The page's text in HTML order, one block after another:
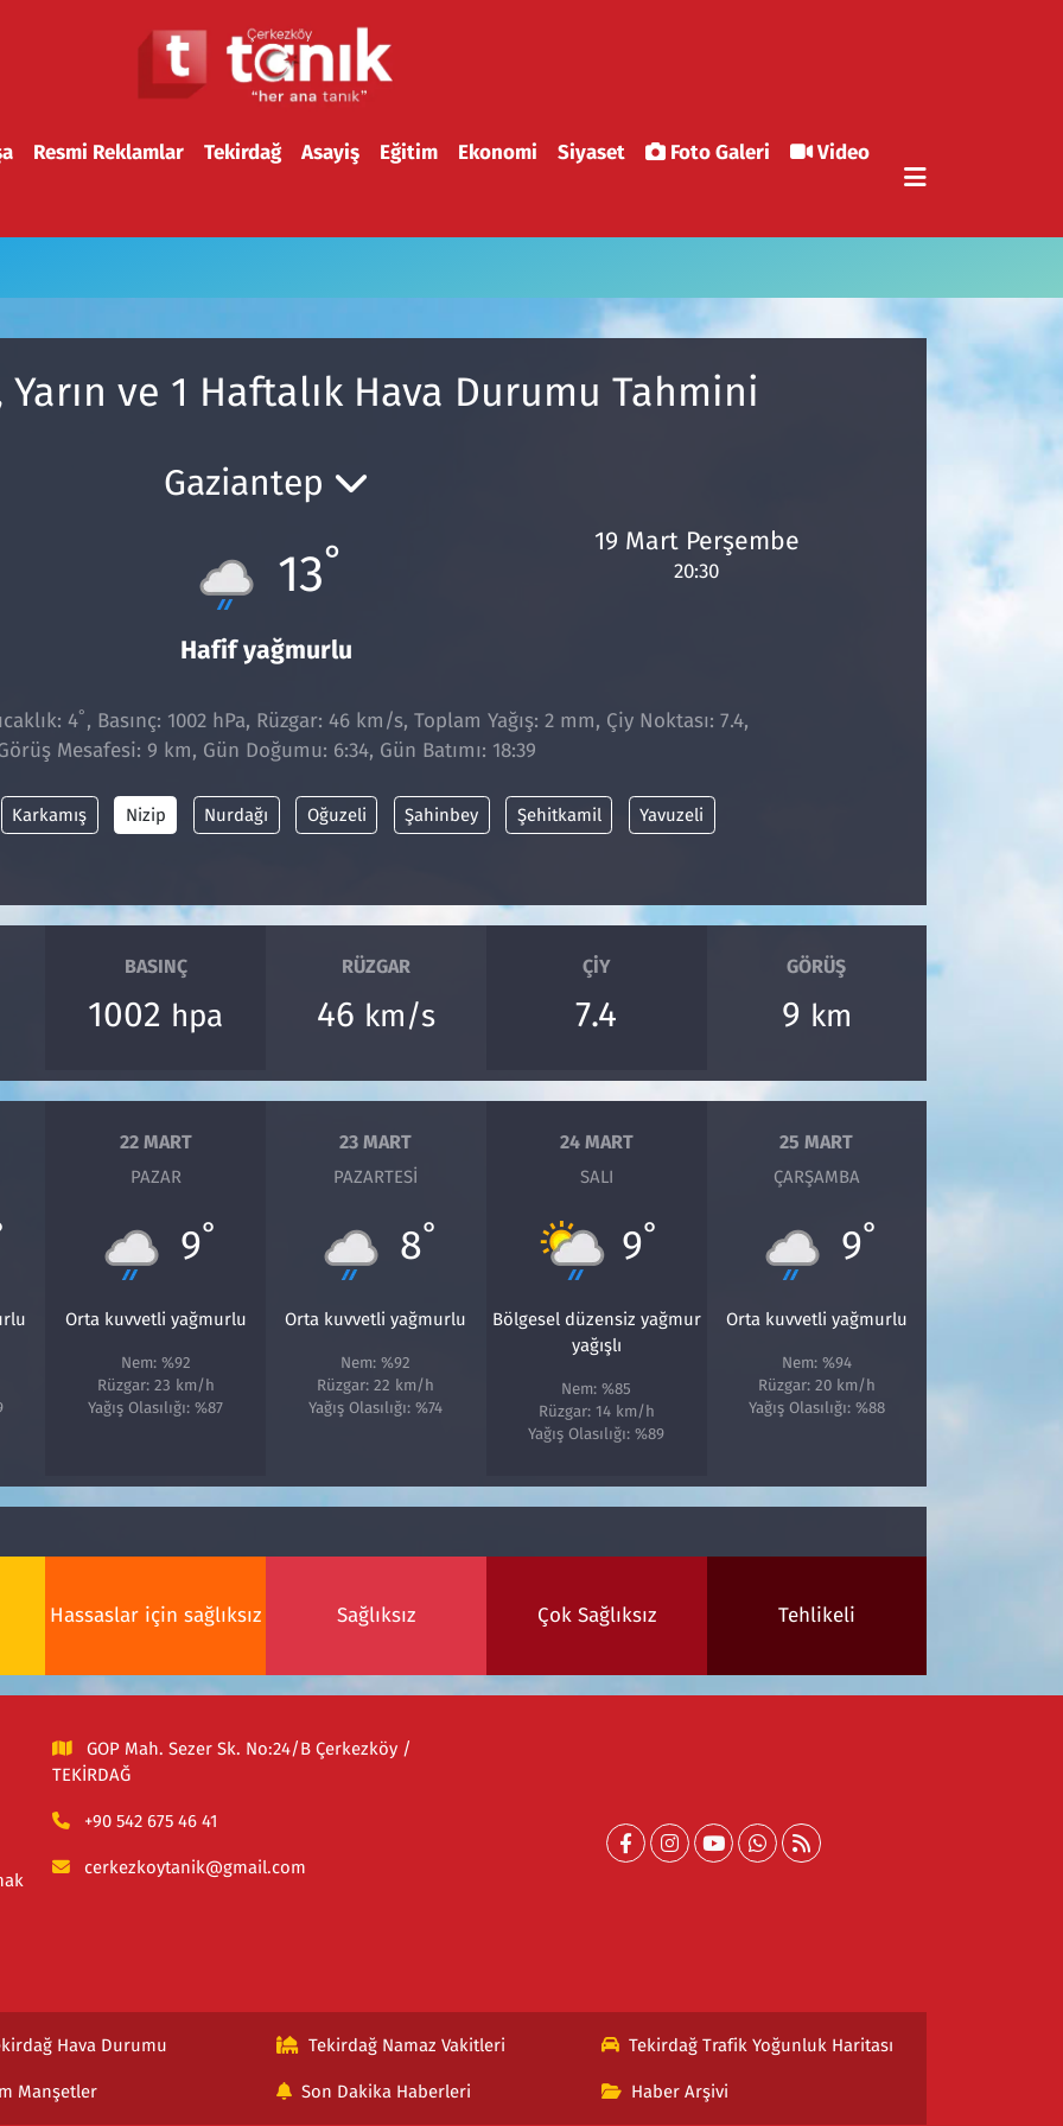
Resmi Reklamlar Tekirdağ Asayiş Eğitim Ekonomi Siyaset Foto Galeri
Video
ve 1 Haftalık Hava Durumu Tahmini
Gaziantep
13°
Hafif yağmurlu
19 Mart Perşembe
20:30
4° , Basınç: 1002 hPa, Rüzgar: 46 km/s, Toplam Yağış: 2 mm, Çiy Noktası: 7.4,
Mesafesi: 9 km, Gün Doğumu: 6:34, Gün Batımı: 18:39
Karkamış Nizip Nurdağı Oğuzeli Şahinbey Şehitkamil Yavuzeli
BASINÇ
1002 hpa
RÜZGAR
46 km/s
ÇIY
7.4
GÖRÜŞ
9 km
22 MART
PAZAR
9°
Orta kuvvetli yağmurlu
Nem: %92
Rüzgar: 23 km/h
Yağış Olasılığı: %87
23 MART
PAZARTESI
8°
Orta kuvvetli yağmurlu
Nem: %92
Rüzgar: 22 km/h
Yağış Olasılığı: %74
24 MART
SALI
9°
Bölgesel düzensiz yağmur
yağışlı
Nem: %85
Rüzgar: 14 km/h
Yağış Olasılığı: %89
25 MART
ÇARŞAMBA
9°
Orta kuvvetli yağmurlu
Nem: %94
Rüzgar: 20 km/h
Yağış Olasılığı: %88
Hassaslar için sağlıksız Sağlıksız Çok Sağlıksız Tehlikeli
GOP Mah. Sezer Sk. No:24/B Çerkezköy /
TEKİRDAĞ
+90 542 675 46 41
cerkezkoytanik@gmail.com
Hava Durumu Tekirdağ Namaz Vakitleri Tekirdağ Trafik Yoğunluk Haritası
Manşetler Son Dakika Haberleri Haber Arşivi